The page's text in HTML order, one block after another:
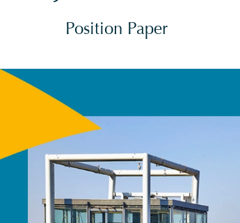
Position Paper